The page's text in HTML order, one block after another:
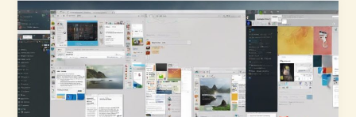
alta
frequenza:
3
suggerimenti
essenziali